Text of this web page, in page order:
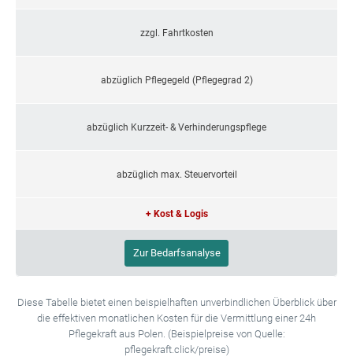
zzgl. Fahrtkosten
abzüglich Pflegegeld (Pflegegrad 2)
abzüglich Kurzzeit- & Verhinderungspflege
abzüglich max. Steuervorteil
+ Kost & Logis
Zur Bedarfsanalyse
Diese Tabelle bietet einen beispielhaften unverbindlichen Überblick über
die effektiven monatlichen Kosten für die Vermittlung einer 24h
Pflegekraft aus Polen. (Beispielpreise von Quelle:
pflegekraft.click/preise)